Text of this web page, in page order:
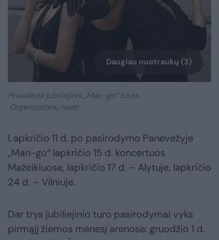
Daugiau nuotraukų (3)
Prasideda jubiliejinis „Man-go“ turas.
Organizatorių nuotr.
Lapkričio 11 d. po pasirodymo Panevėžyje
„Man-go“ lapkričio 15 d. koncertuos
Mažeikiuose, lapkričio 17 d. – Alytuje, lapkričio
24 d. – Vilniuje.
Dar trys jubiliejinio turo pasirodymai vyks
pirmąjį žiemos mėnesį arenose: gruodžio 1 d.